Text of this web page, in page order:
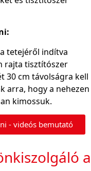
tetejéről indítva
rajta tisztítószer
30 cm távolságra kell
arra, hogy a nehezen
kimossuk.
- videós bemutató